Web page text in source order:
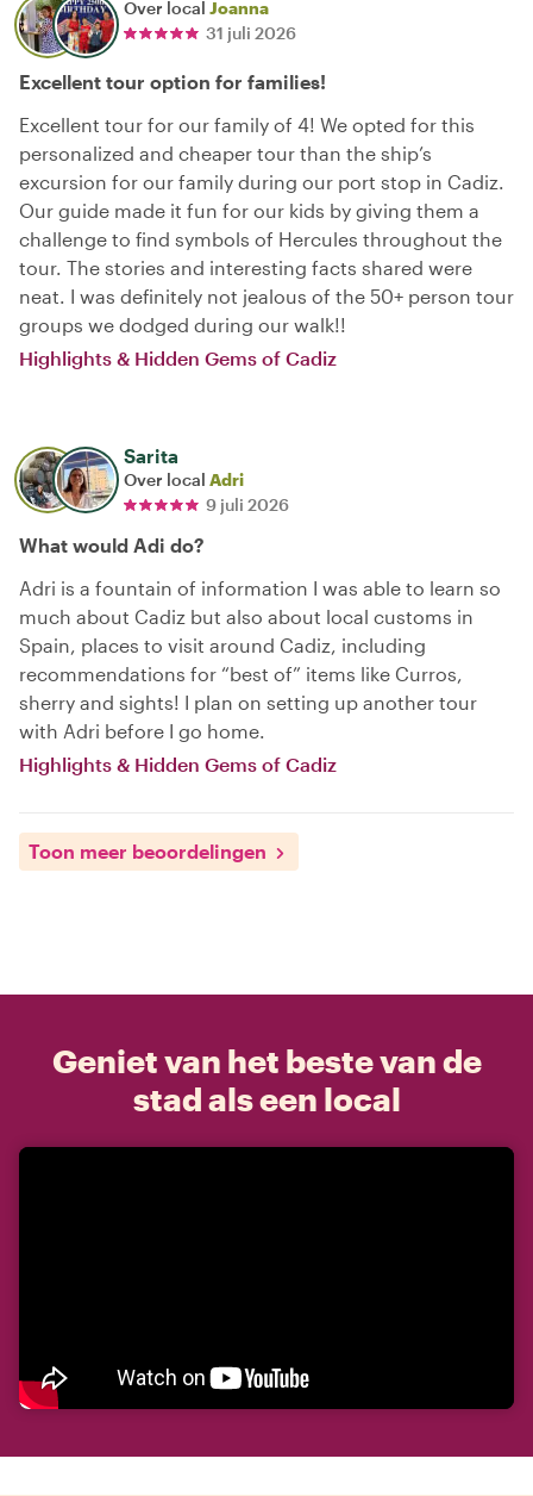
Over local Joanna
31 juli 2026
Excellent tour option for families!
Excellent tour for our family of 4! We opted for this
personalized and cheaper tour than the ship’s
excursion for our family during our port stop in Cadiz.
Our guide made it fun for our kids by giving them a
challenge to find symbols of Hercules throughout the
tour. The stories and interesting facts shared were
neat. I was definitely not jealous of the 50+ person tour
groups we dodged during our walk!!
Highlights & Hidden Gems of Cadiz
Sarita
Over local Adri
9 juli 2026
What would Adi do?
Adri is a fountain of information I was able to learn so
much about Cadiz but also about local customs in
Spain, places to visit around Cadiz, including
recommendations for “best of” items like Curros,
sherry and sights! I plan on setting up another tour
with Adri before I go home.
Highlights & Hidden Gems of Cadiz
Toon meer beoordelingen
Geniet van het beste van de
stad als een local